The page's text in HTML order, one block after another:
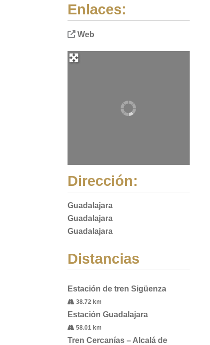
Enlaces:
Web
Dirección:
Guadalajara
Guadalajara
Guadalajara
Distancias
Estación de tren Sigüenza
38.72 km
Estación Guadalajara
58.01 km
Tren Cercanías – Alcalá de